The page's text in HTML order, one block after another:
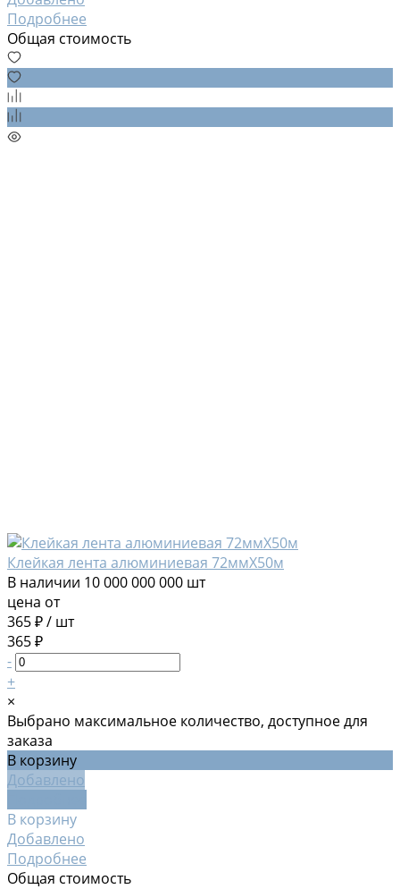
Подробнее
Общая стоимость
Клейкая лента алюминиевая 72ммХ50м
В наличии 10 000 000 000 шт
цена от
365 ₽/ шт
365 ₽
-
+
×
Выбрано максимальное количество, доступное для
заказа
В корзину
Добавлено
В корзину
Добавлено
Подробнее
Общая стоимость